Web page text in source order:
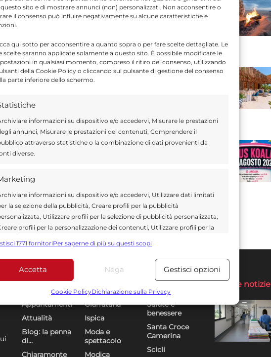
sito e di mostrare annunci (non) personalizzati. Non acconsentire o
il consenso può influire negativamente su alcune caratteristiche e
qui sotto per acconsentire a quanto sopra o per fare scelte dettagliate. Le
scelte saranno applicate solamente a questo sito. È possibile modificare le
in qualsiasi momento, compreso il ritiro del consenso, utilizzando
della Cookie Policy o cliccando sul pulsante di gestione del consenso
parte inferiore dello schermo.
informazioni su dispositivo e/o accedervi, Misurare le prestazioni
annunci, Misurare le prestazioni dei contenuti, Comprendere il
attraverso statistiche o la combinazione di dati provenienti da
diverse.
informazioni su dispositivo e/o accedervi, Utilizzare dati limitati
la selezione della pubblicità, Creare profili per la pubblicità
Utilizzare profili per la selezione di pubblicità personalizzata,
profili per la personalizzazione dei contenuti, Utilizzare profili per la
dati limitati per la selezione dei contenuti.
Funzionalità Sempre attivo
Abbinare e combinare dati provenienti da altre fonti di dati,
dati di geolocalizzazione precisi, Riconoscere i
dispositivi in base a informazioni richieste attivamente.
1771 fornitoriPer saperne di più su questi scopi
Accetta Nega Gestisci opzioni
Cookie PolicyDichiarazione sulla Privacy
Ponte del 2 Giugno tra caldo e
temporali: quattro regioni sotto
28 MAGGIO 2026
Ponte del 2 Giugno tra caldo africano e
rischio grandine in quattro ...
Sezioni
Appuntamenti
Attualità
Blog: la penna
di…
Chiaramonte
Giarratana
Ispica
Moda e
spettacolo
Modica
Salute e
benessere
Santa Croce
Camerina
Scicli
Ultime notizie